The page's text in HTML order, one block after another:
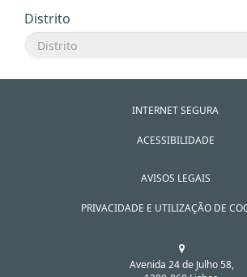
Distrito
INTERNET SEGURA
ACESSIBILIDADE
AVISOS LEGAIS
PRIVACIDADE E UTILIZAÇÃO DE
Avenida 24 de Julho 58,